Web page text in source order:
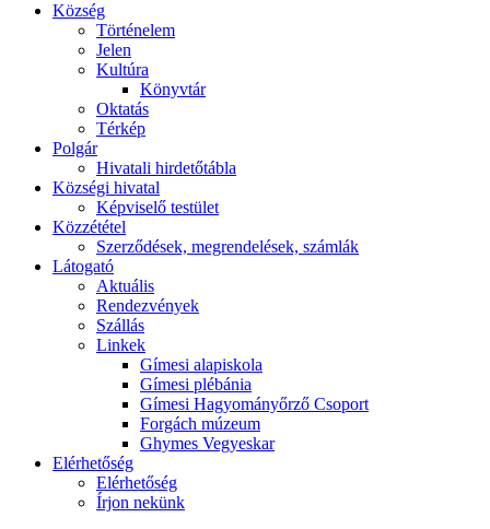
Község
Történelem
Jelen
Kultúra
Könyvtár
Oktatás
Térkép
Polgár
Hivatali hirdetőtábla
Községi hivatal
Képviselő testület
Közzététel
Szerződések, megrendelések, számlák
Látogató
Aktuális
Rendezvények
Szállás
Linkek
Gímesi alapiskola
Gímesi plébánia
Gímesi Hagyományőrző Csoport
Forgách múzeum
Ghymes Vegyeskar
Elérhetőség
Elérhetőség
Írjon nekünk